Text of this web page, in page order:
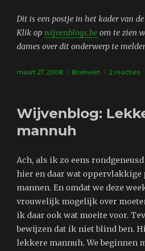
Dit is een postje in het kader van
Klik opwijvenblogs.be om te zien
dames over dit onderwerp te
Geplaatst
maart 27, 2008 Tags
Branwen 2 reactiesop
Wijvenblog:
mannuh
Ach, als ik zo eens
hier en daar wat oppervlakkige
mannen. En omdat we deze
vrouwelijk mogelijk over
ik daar ook wat moeite voor.
bewijzen dat ik niet blind ben.
lekkere mannuh. We beginnen